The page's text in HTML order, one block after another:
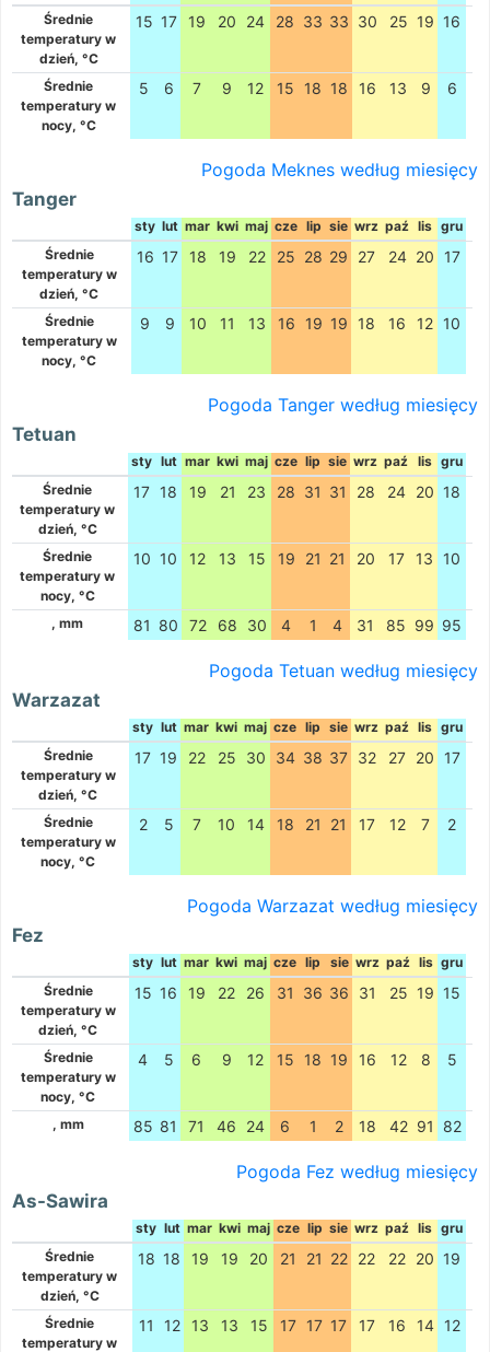
Średnie
temperatury w
dzień, °C
15 17 19 20 24 28 33 33 30 25 19 16
Średnie
temperatury w
nocy, °C
5 6 7 9 12 15 18 18 16 13 9 6
Pogoda Meknes według miesięcy
Tanger
sty lut mar kwi maj cze lip sie wrz paź lis gru
Średnie
temperatury w
dzień, °C
16 17 18 19 22 25 28 29 27 24 20 17
Średnie
temperatury w
nocy, °C
9 9 10 11 13 16 19 19 18 16 12 10
Pogoda Tanger według miesięcy
Tetuan
sty lut mar kwi maj cze lip sie wrz paź lis gru
Średnie
temperatury w
dzień, °C
17 18 19 21 23 28 31 31 28 24 20 18
Średnie
temperatury w
nocy, °C
10 10 12 13 15 19 21 21 20 17 13 10
, mm 81 80 72 68 30 4 1 4 31 85 99 95
Pogoda Tetuan według miesięcy
Warzazat
sty lut mar kwi maj cze lip sie wrz paź lis gru
Średnie
temperatury w
dzień, °C
17 19 22 25 30 34 38 37 32 27 20 17
Średnie
temperatury w
nocy, °C
2 5 7 10 14 18 21 21 17 12 7 2
Pogoda Warzazat według miesięcy
Fez
sty lut mar kwi maj cze lip sie wrz paź lis gru
Średnie
temperatury w
dzień, °C
15 16 19 22 26 31 36 36 31 25 19 15
Średnie
temperatury w
nocy, °C
4 5 6 9 12 15 18 19 16 12 8 5
, mm 85 81 71 46 24 6 1 2 18 42 91 82
Pogoda Fez według miesięcy
As-Sawira
sty lut mar kwi maj cze lip sie wrz paź lis gru
Średnie
temperatury w
dzień, °C
18 18 19 19 20 21 21 22 22 22 20 19
Średnie
temperatury w
11 12 13 13 15 17 17 17 17 16 14 12